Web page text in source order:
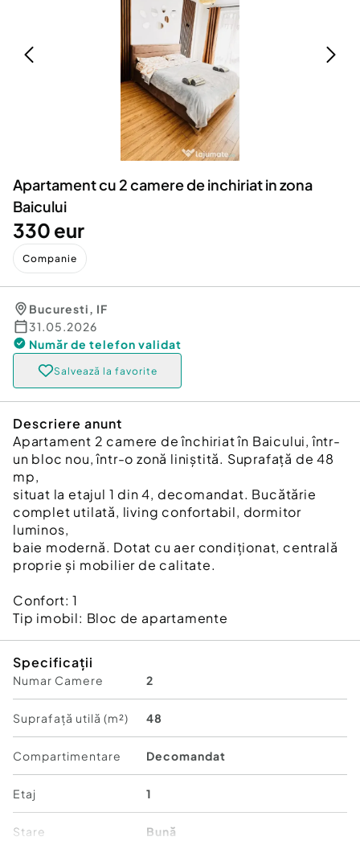
Animale de companie
Afaceri și echipamente profesionale
Inchiriere Bunuri si Vehicule
Utilaje agricole si industriale
Piese auto si accesorii
Dacia Duster
Apartament cu 2 camere de inchiriat in zona
Baicului
330 eur
Companie
Bucuresti, IF
31.05.2026
Număr de telefon validat
Salvează la favorite
Descriere anunt
Apartament 2 camere de închiriat în Baicului, într-
un bloc nou, într-o zonă liniștită. Suprafață de 48
mp,
situat la etajul 1 din 4, decomandat. Bucătărie
complet utilată, living confortabil, dormitor
luminos,
baie modernă. Dotat cu aer condiționat, centrală
proprie și mobilier de calitate.
Confort:1
Tip imobil: Bloc de apartamente
Specificații
Numar Camere 2
Suprafață utilă (m²) 48
Compartimentare Decomandat
Etaj 1
Stare Bună